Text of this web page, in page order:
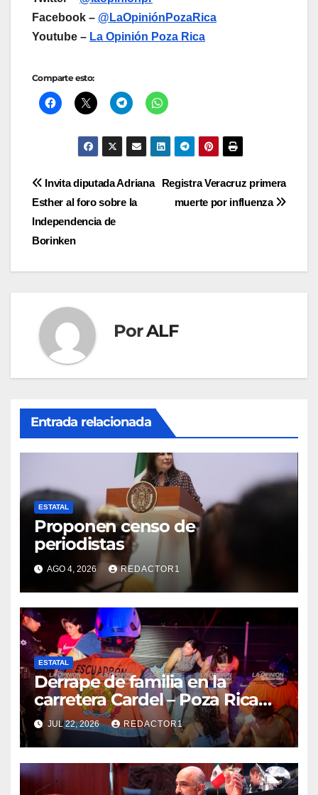
Facebook – @LaOpiniónPozaRica
Youtube – La Opinión Poza Rica
Comparte esto:
Navegación
de
entradas
Registra Veracruz primera
muerte por influenza
Invita diputada Adriana
Esther al foro sobre la
Independencia de
Borinken
PorALF
Entrada relacionada
ESTATAL
Proponen censo de
periodistas
AGO 4, 2026 REDACTOR1
ESTATAL
Derrape de familia en la
carretera Cardel – Poza Rica
reaviva críticas por tardanza
de ambulancia municipal
JUL 22, 2026 REDACTOR1